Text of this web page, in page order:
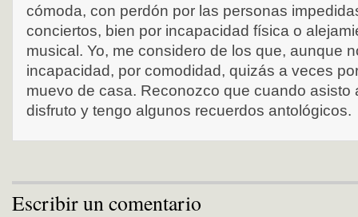
cómoda, con perdón por las personas
conciertos, bien por incapacidad física o
musical. Yo, me considero de los que, aunque
incapacidad, por comodidad, quizás a veces
muevo de casa. Reconozco que cuando asisto
disfruto y tengo algunos recuerdos antológicos.
Escribir un comentario